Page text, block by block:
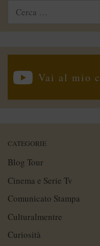
Ricerca
Vai al mio
CATEGORIE
Blog Tour
Cinema e Serie Tv
Comunicato Stampa
Culturalmentre
Curiosità